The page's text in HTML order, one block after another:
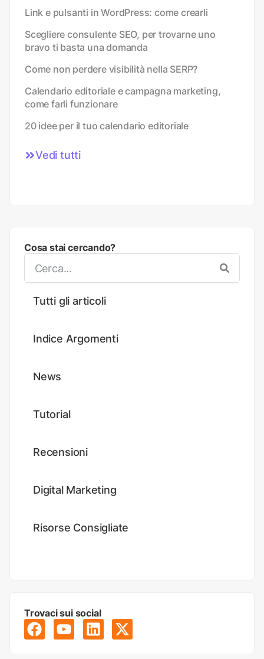
Link e pulsanti in WordPress: come crearli
Scegliere consulente SEO, per trovarne uno
bravo ti basta una domanda
Come non perdere visibilità nella SERP?
Calendario editoriale e campagna marketing,
come farli funzionare
20 idee per il tuo calendario editoriale
Vedi tutti
Cosa stai cercando?
Tutti gli articoli
Indice Argomenti
News
Tutorial
Recensioni
Digital Marketing
Risorse Consigliate
Trovaci sui social